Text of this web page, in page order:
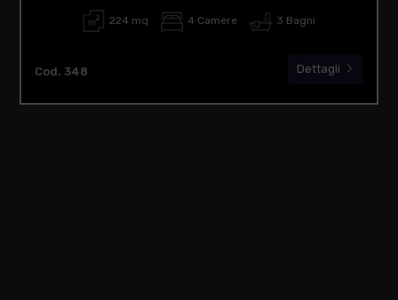
224 mq 4 Camere 3 Bagni
Cod. 348 Dettagli